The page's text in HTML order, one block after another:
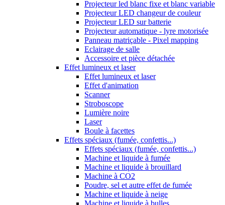
Projecteur led blanc fixe et blanc variable
Projecteur LED changeur de couleur
Projecteur LED sur batterie
Projecteur automatique - lyre motorisée
Panneau matriçable - Pixel mapping
Eclairage de salle
Accessoire et pièce détachée
Effet lumineux et laser
Effet lumineux et laser
Effet d'animation
Scanner
Stroboscope
Lumière noire
Laser
Boule à facettes
Effets spéciaux (fumée, confettis...)
Effets spéciaux (fumée, confettis...)
Machine et liquide à fumée
Machine et liquide à brouillard
Machine à CO2
Poudre, sel et autre effet de fumée
Machine et liquide à neige
Machine et liquide à bulles